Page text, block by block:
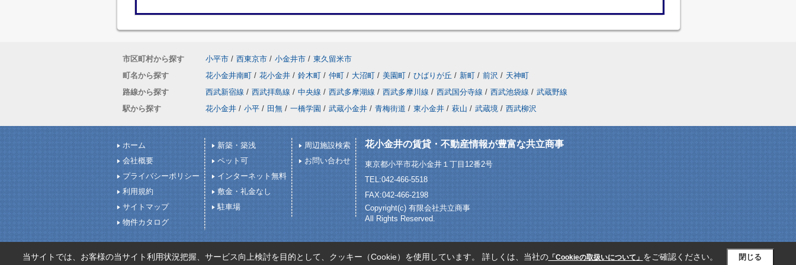
市区町村から探す 小平市 / 西東京市 / 小金井市 / 東久留米市
町名から探す
花小金井南町 / 花小金井 / 鈴木町 / 仲町 / 大沼町 / 美園町 / ひばりが丘 / 新町 / 前沢 / 天神町
路線から探す
西武新宿線 / 西武拝島線 / 中央線 / 西武多摩湖線 / 西武多摩川線 / 西武国分寺線 / 西武池袋線 / 武蔵野線
駅から探す
花小金井 / 小平 / 田無 / 一橋学園 / 武蔵小金井 / 青梅街道 / 東小金井 / 萩山 / 武蔵境 / 西武柳沢
ホーム
会社概要
プライバシーポリシー
利用規約
サイトマップ
物件カタログ
新築・築浅
ペット可
インターネット無料
敷金・礼金なし
駐車場
周辺施設検索
お問い合わせ
花小金井の賃貸・不動産情報が豊富な共立商事
東京都小平市花小金井１丁目12番2号
TEL:042-466-5518
FAX:042-466-2198
Copyright(c) 有限会社共立商事
All Rights Reserved.
当サイトでは、お客様の当サイト利用状況把握、サービス向上検討を目的として、クッキー（Cookie）を使用しています。 詳しくは、当社の「Cookieの取扱いについて」 をご確認ください。 閉じる